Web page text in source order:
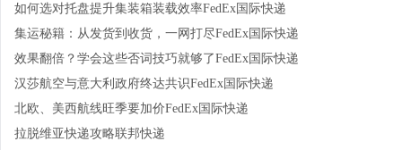
如何选对托盘提升集装箱装载效率FedEx国际快递
集运秘籍：从发货到收货，一网打尽FedEx国际快递
效果翻倍？学会这些否词技巧就够了FedEx国际快递
汉莎航空与意大利政府终达共识FedEx国际快递
北欧、美西航线旺季要加价FedEx国际快递
拉脱维亚快递攻略联邦快递